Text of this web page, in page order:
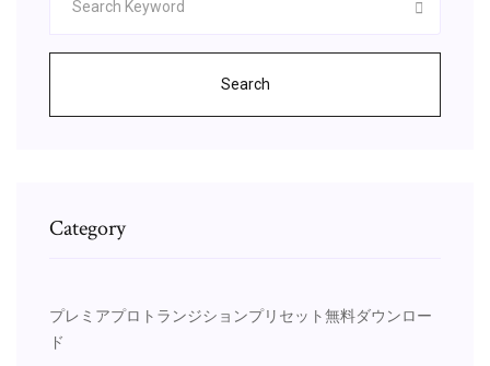
Search
Category
プレミアプロトランジションプリセット無料ダウンロー
ド